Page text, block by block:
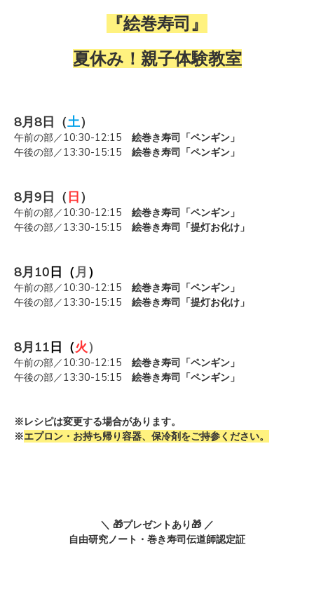
『絵巻寿司』
夏休み！親子体験教室
8月8日（土）
午前の部／10:30-12:15 絵巻き寿司「ペンギン」
午後の部／13:30-15:15 絵巻き寿司「ペンギン」
8月9日（ 日）
午前の部／10:30-12:15
絵巻き寿司「ペンギン」
午後の部／13:30-15:15
絵巻き寿司「提灯お化け」
8月10日（月 ）
午前の部／10:30-12:15
絵巻き寿司「ペンギン」
午後の部／13:30-15:15 絵巻き寿司「提灯お化け」
8月11日（火）
午前の部／10:30-12:15 絵巻き寿司「ペンギン」
午後の部／13:30-15:15 絵巻き寿司「ペンギン」
※レシピは変更する場合があります。
※エプロン・お持ち帰り容器、保冷剤をご持参ください。
＼ 🎁プレゼントあり🎁 ／
自由研究ノート・巻き寿司伝道師認定証